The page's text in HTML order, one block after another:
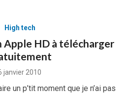
High tech
Apple HD à télécharger
janvier 2010
un p’tit moment que je n’ai pas